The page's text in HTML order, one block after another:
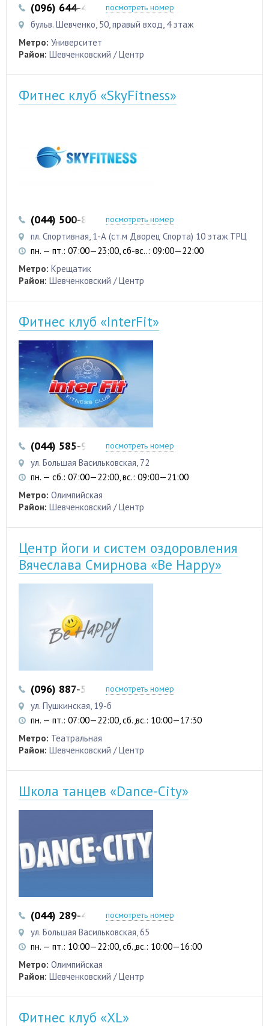
(096) 644-44-46посмотреть номер
бульв. Шевченко, 50, правый вход, 4 этаж
Метро: Университет
Район: Шевченковский / Центр
Фитнес клуб «SkyFitness»
(044) 500-83-38 (050) 337-88-94
посмотреть номер
пл. Спортивная, 1-А (ст.м Дворец Спорта) 10 этаж ТРЦ
пн. — пт.: 07:00—23:00, сб-вс..: 09:00—22:00
Метро: Крещатик
Район: Шевченковский / Центр
Фитнес клуб «InterFit»
(044) 585-97-43посмотреть номер
ул. Большая Васильковская, 72
пн. — сб.: 07:00—22:00, вс.: 09:00—21:00
Метро: Олимпийская
Район: Шевченковский / Центр
Центр йоги и систем оздоровления
Вячеслава Смирнова «Be Happy»
(096) 887-50-88посмотреть номер
ул. Пушкинская, 19-б
пн. — пт.: 07:00—22:00, сб.,вс.: 10:00—17:30
Метро: Театральная
Район: Шевченковский / Центр
Школа танцев «Dance-City»
(044) 289-46-84 (063) 297-77-98
посмотреть номер
ул. Большая Васильковская, 65
пн. — пт.: 10:00—22:00, сб.,вс.: 10:00—16:00
Метро: Олимпийская
Район: Шевченковский / Центр
Фитнес клуб «XL»